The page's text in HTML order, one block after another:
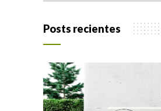
Posts recientes